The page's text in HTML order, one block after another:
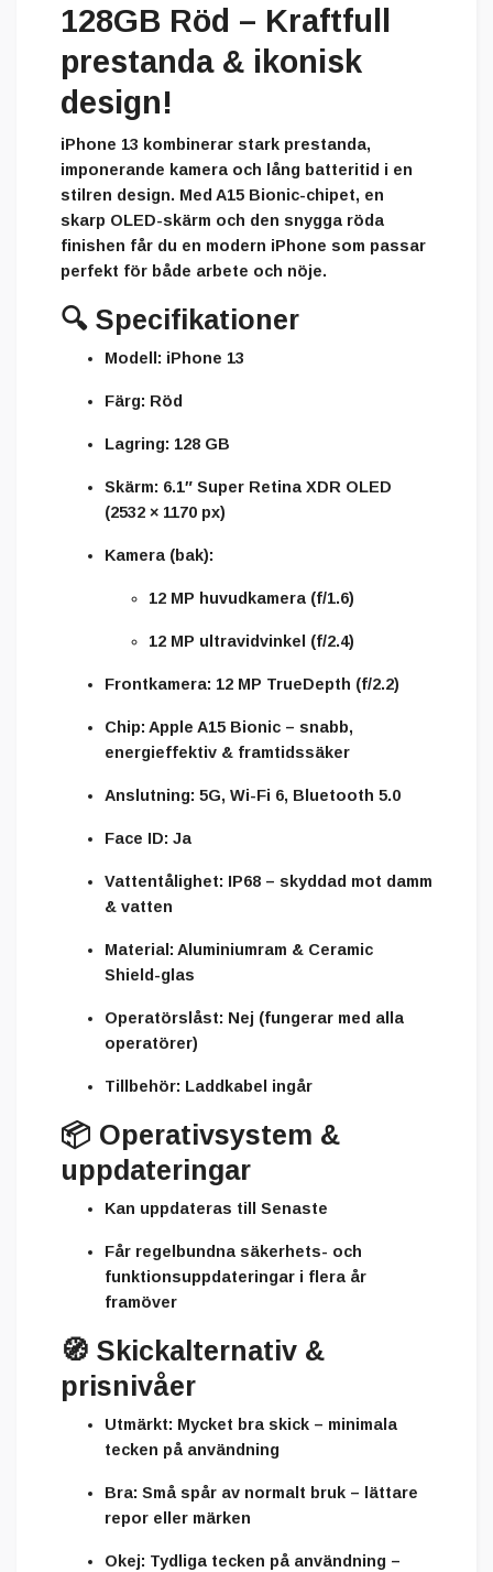
128GB Röd – Kraftfull
prestanda & ikonisk
design!
iPhone 13 kombinerar stark prestanda,
imponerande kamera och lång batteritid i en
stilren design. Med A15 Bionic-chipet, en
skarp OLED-skärm och den snygga röda
finishen får du en modern iPhone som passar
perfekt för både arbete och nöje.
🔍 Specifikationer
Modell: iPhone 13
Färg: Röd
Lagring: 128 GB
Skärm: 6.1″ Super Retina XDR OLED
(2532 × 1170 px)
Kamera (bak):
12 MP huvudkamera (f/1.6)
12 MP ultravidvinkel (f/2.4)
Frontkamera: 12 MP TrueDepth (f/2.2)
Chip: Apple A15 Bionic – snabb,
energieffektiv & framtidssäker
Anslutning: 5G, Wi-Fi 6, Bluetooth 5.0
Face ID: Ja
Vattentålighet: IP68 – skyddad mot damm
& vatten
Material: Aluminiumram & Ceramic
Shield-glas
Operatörslåst: Nej (fungerar med alla
operatörer)
Tillbehör: Laddkabel ingår
📦 Operativsystem &
uppdateringar
Kan uppdateras till Senaste
Får regelbundna säkerhets- och
funktionsuppdateringar i flera år
framöver
🧭 Skickalternativ &
prisnivåer
Utmärkt: Mycket bra skick – minimala
tecken på användning
Bra: Små spår av normalt bruk – lättare
repor eller märken
Okej: Tydliga tecken på användning –